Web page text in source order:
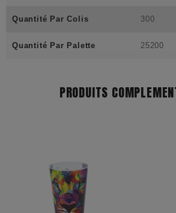
Quantité Par Colis 300
Quantité Par Palette 25200
PRODUITS